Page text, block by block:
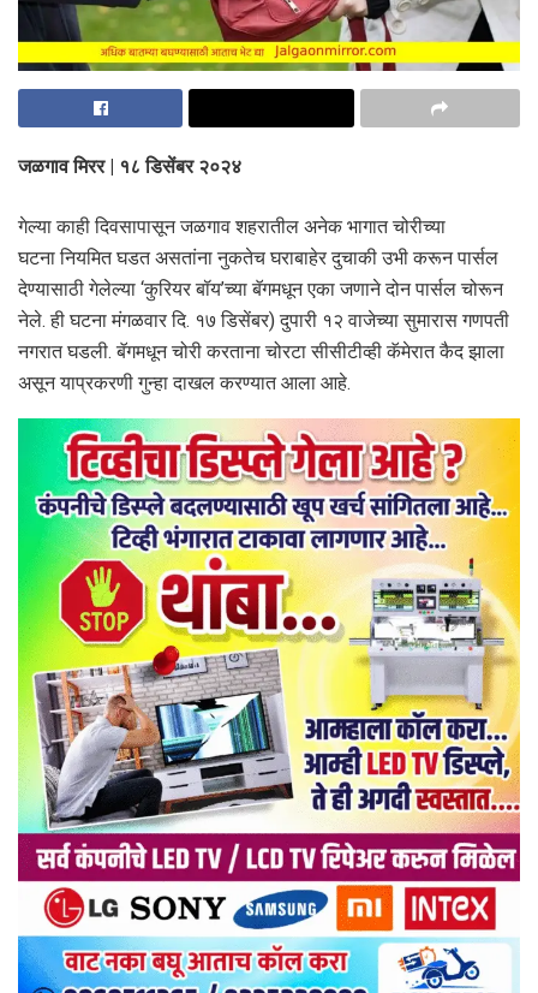
जळगाव मिरर | १८ डिसेंबर २०२४
गेल्या काही दिवसापासून जळगाव शहरातील अनेक भागात चोरीच्या
घटना नियमित घडत असतांना नुकतेच घराबाहेर दुचाकी उभी करून पार्सल
देण्यासाठी गेलेल्या ‘कुरियर बॉय’च्या बॅगमधून एका जणाने दोन पार्सल चोरून
नेले. ही घटना मंगळवार दि. १७ डिसेंबर) दुपारी १२ वाजेच्या सुमारास गणपती
नगरात घडली. बॅगमधून चोरी करताना चोरटा सीसीटीव्ही कॅमेरात कैद झाला
असून याप्रकरणी गुन्हा दाखल करण्यात आला आहे.